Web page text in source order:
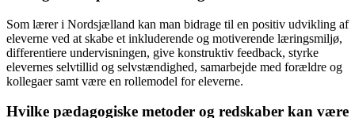
Som lærer i Nordsjælland kan man bidrage til en positiv udvikling af
eleverne ved at skabe et inkluderende og motiverende læringsmiljø,
differentiere undervisningen, give konstruktiv feedback, styrke
elevernes selvtillid og selvstændighed, samarbejde med forældre og
kollegaer samt være en rollemodel for eleverne.
Hvilke pædagogiske metoder og redskaber kan være